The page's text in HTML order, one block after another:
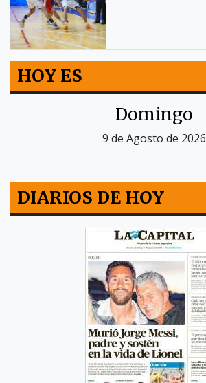
HOY ES
Domingo
9 de Agosto de 2026
DIARIOS DE HOY